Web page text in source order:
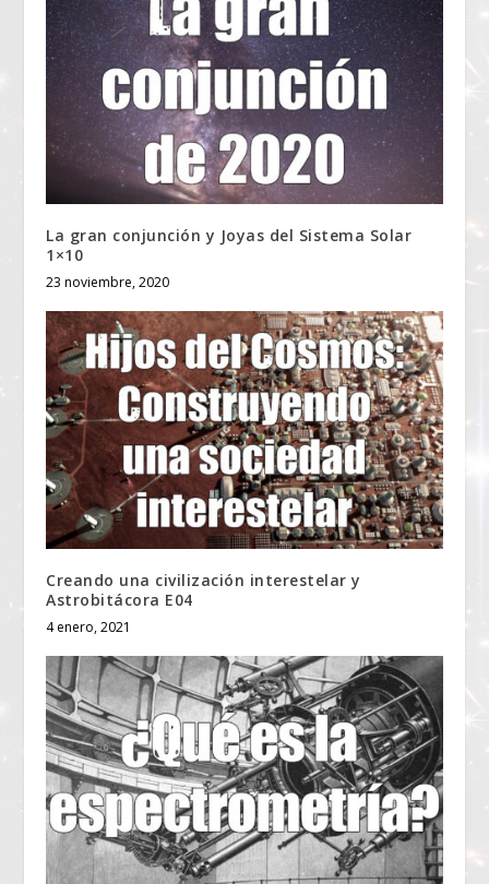
La gran conjunción y Joyas del Sistema Solar
1×10
23 noviembre, 2020
Creando una civilización interestelar y
Astrobitácora E04
4 enero, 2021